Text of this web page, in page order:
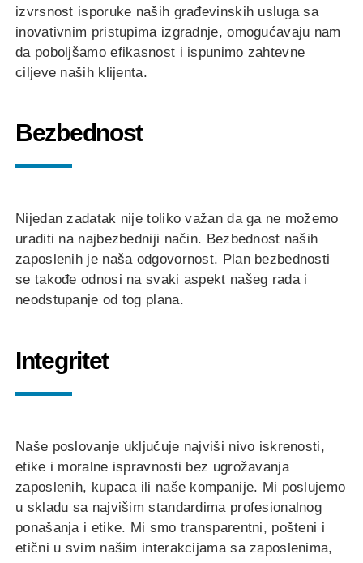
izvrsnost isporuke naših građevinskih usluga sa
inovativnim pristupima izgradnje, omogućavaju nam
da poboljšamo efikasnost i ispunimo zahtevne
ciljeve naših klijenta.
Bezbednost
Nijedan zadatak nije toliko važan da ga ne možemo
uraditi na najbezbedniji način. Bezbednost naših
zaposlenih je naša odgovornost. Plan bezbednosti
se takođe odnosi na svaki aspekt našeg rada i
neodstupanje od tog plana.
Integritet
Naše poslovanje uključuje najviši nivo iskrenosti,
etike i moralne ispravnosti bez ugrožavanja
zaposlenih, kupaca ili naše kompanije. Mi poslujemo
u skladu sa najvišim standardima profesionalnog
ponašanja i etike. Mi smo transparentni, pošteni i
etični u svim našim interakcijama sa zaposlenima,